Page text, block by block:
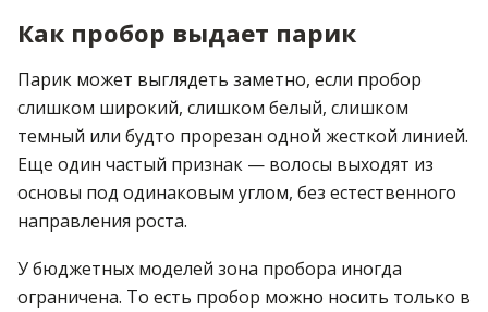
Как пробор выдает парик
Парик может выглядеть заметно, если пробор
слишком широкий, слишком белый, слишком
темный или будто прорезан одной жесткой линией.
Еще один частый признак — волосы выходят из
основы под одинаковым углом, без естественного
направления роста.
У бюджетных моделей зона пробора иногда
ограничена. То есть пробор можно носить только в